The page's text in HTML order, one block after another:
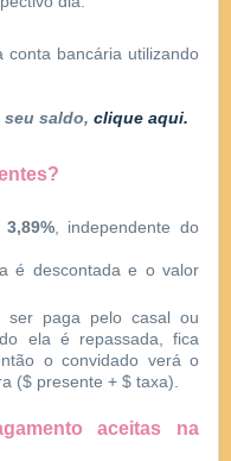
conta bancária utilizando
seu saldo, clique aqui.
, independente do
é descontada e o valor
paga pelo casal ou
ela é repassada, fica
o convidado verá o
($ presente + $ taxa).
aceitas na